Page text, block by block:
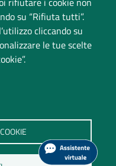
su “Rifiuta tutti”.
cliccando su
le tue scelte
Varese
(vedi le altre caselle )